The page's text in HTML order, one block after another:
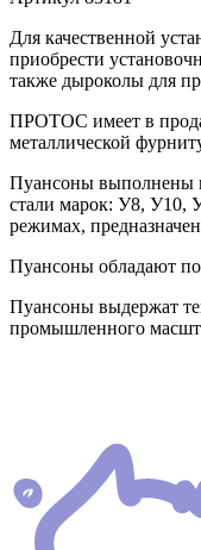
Для качественной
приобрести
также дыроколы для
ПРОТОС имеет в
металлической
Пуансоны выполнены
стали марок: У8, У10,
режимах,
Пуансоны обладают
Пуансоны выдержат
промышленного